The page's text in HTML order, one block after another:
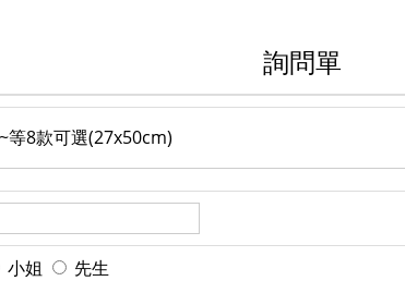
詢問單
等8款可選(27x50cm)
小姐 先生